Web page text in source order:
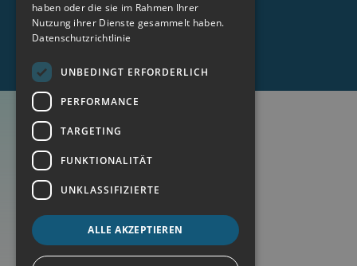
SOCIAL MEDIA
haben oder die sie im Rahmen Ihrer
Nutzung ihrer Dienste gesammelt haben.
Datenschutzrichtlinie
UNBEDINGT ERFORDERLICH
PERFORMANCE
TARGETING
FUNKTIONALITÄT
UNKLASSIFIZIERTE
ALLE AKZEPTIEREN